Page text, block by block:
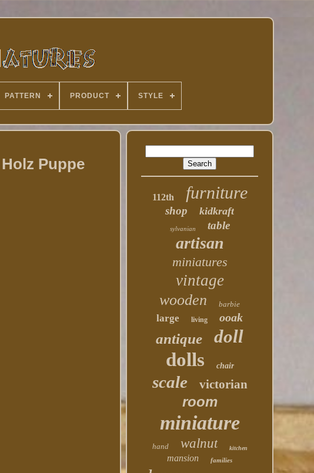
PATTERN PRODUCT STYLE
Puppe
112th furniture
shop kidkraft
sylvanian table
artisan
miniatures
vintage
wooden barbie
large living ooak
antique doll
dolls chair
scale victorian
room
miniature
hand walnut kitchen
mansion families